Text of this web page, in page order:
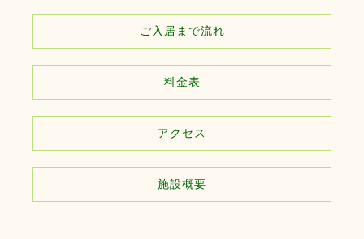
ご入居まで流れ
料金表
アクセス
施設概要